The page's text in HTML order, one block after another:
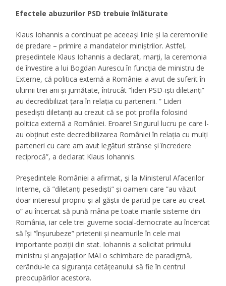
Efectele abuzurilor PSD trebuie înlăturate
Klaus Iohannis a continuat pe aceeași linie și la ceremoniile
de predare – primire a mandatelor miniștrilor. Astfel,
preşedintele Klaus Iohannis a declarat, marţi, la ceremonia
de învestire a lui Bogdan Aurescu în funcţia de ministru de
Externe, că politica externă a României a avut de suferit în
ultimii trei ani şi jumătate, întrucât ”lideri PSD-işti diletanţi”
au decredibilizat ţara în relaţia cu partenerii. ” Lideri
pesedişti diletanţi au crezut că se pot profila folosind
politica externă a României. Eroare! Singurul lucru pe care l-
au obținut este decredibilizarea României în relația cu mulți
parteneri cu care am avut legături strânse și încredere
reciprocă”, a declarat Klaus Iohannis.
Președintele României a afirmat, și la Ministerul Afacerilor
Interne, că ”diletanţi pesedişti” şi oameni care ”au văzut
doar interesul propriu şi al găştii de partid pe care au creat-
o” au încercat să pună mâna pe toate marile sisteme din
România, iar cele trei guverne social-democrate au încercat
să îşi “înşurubeze” prietenii şi neamurile în cele mai
importante poziţii din stat. Iohannis a solicitat primului
ministru şi angajaţilor MAI o schimbare de paradigmă,
cerându-le ca siguranţa cetăţeanului să fie în centrul
preocupărilor acestora.